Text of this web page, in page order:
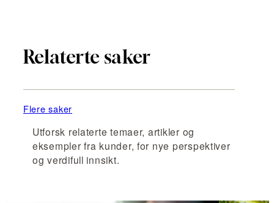
Relaterte saker
Flere saker
Utforsk relaterte temaer, artikler og
eksempler fra kunder, for nye perspektiver
og verdifull innsikt.